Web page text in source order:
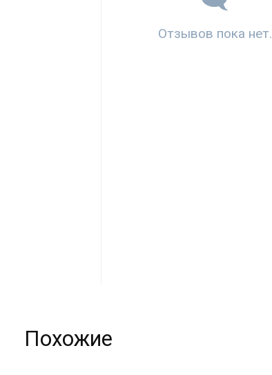
Отзывов пока нет.
Похожие